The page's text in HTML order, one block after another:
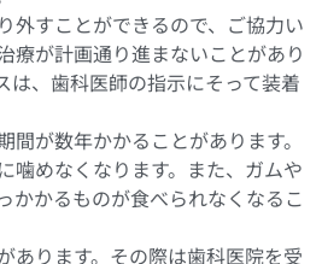
外すことができるので、ご協力い
療が計画通り進まないことがあり
は、歯科医師の指示にそって装着
間が数年かかることがあります。
噛めなくなります。また、ガムや
かかるものが食べられなくなるこ
あります。その際は歯科医院を受